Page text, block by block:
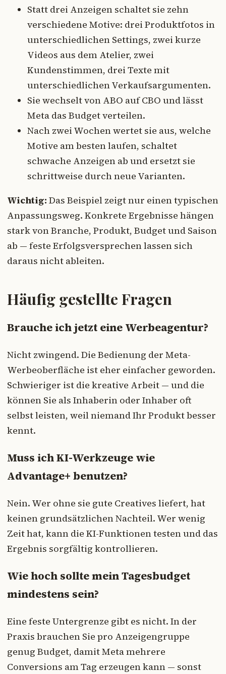
Statt drei Anzeigen schaltet sie zehn
verschiedene Motive: drei Produktfotos in
unterschiedlichen Settings, zwei kurze
Videos aus dem Atelier, zwei
Kundenstimmen, drei Texte mit
unterschiedlichen Verkaufsargumenten.
Sie wechselt von ABO auf CBO und lässt
Meta das Budget verteilen.
Nach zwei Wochen wertet sie aus, welche
Motive am besten laufen, schaltet
schwache Anzeigen ab und ersetzt sie
schrittweise durch neue Varianten.
Wichtig: Das Beispiel zeigt nur einen typischen
Anpassungsweg. Konkrete Ergebnisse hängen
stark von Branche, Produkt, Budget und Saison
ab — feste Erfolgsversprechen lassen sich
daraus nicht ableiten.
Häufig gestellte Fragen
Brauche ich jetzt eine Werbeagentur?
Nicht zwingend. Die Bedienung der Meta-
Werbeoberfläche ist eher einfacher geworden.
Schwieriger ist die kreative Arbeit — und die
können Sie als Inhaberin oder Inhaber oft
selbst leisten, weil niemand Ihr Produkt besser
kennt.
Muss ich KI-Werkzeuge wie
Advantage+ benutzen?
Nein. Wer ohne sie gute Creatives liefert, hat
keinen grundsätzlichen Nachteil. Wer wenig
Zeit hat, kann die KI-Funktionen testen und das
Ergebnis sorgfältig kontrollieren.
Wie hoch sollte mein Tagesbudget
mindestens sein?
Eine feste Untergrenze gibt es nicht. In der
Praxis brauchen Sie pro Anzeigengruppe
genug Budget, damit Meta mehrere
Conversions am Tag erzeugen kann — sonst